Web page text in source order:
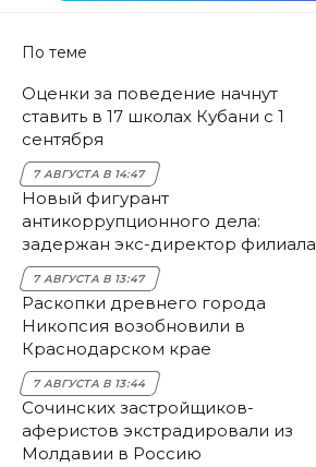
По теме
Оценки за поведение начнут
ставить в 17 школах Кубани с 1
сентября
7 АВГУСТА В 14:47
Новый фигурант
антикоррупционного дела:
задержан экс-директор филиала
НЭСК Крымска
7 АВГУСТА В 13:47
Раскопки древнего города
Никопсия возобновили в
Краснодарском крае
7 АВГУСТА В 13:44
Сочинских застройщиков-
аферистов экстрадировали из
Молдавии в Россию